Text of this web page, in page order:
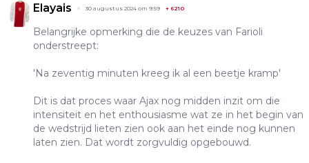
Elayais 30 augustus 2024 om 9:59 + 6210
Belangrijke opmerking die de keuzes van Farioli
onderstreept:
'Na zeventig minuten kreeg ik al een beetje kramp'
Dit is dat proces waar Ajax nog midden inzit om die
intensiteit en het enthousiasme wat ze in het begin van
de wedstrijd lieten zien ook aan het einde nog kunnen
laten zien. Dat wordt zorgvuldig opgebouwd.